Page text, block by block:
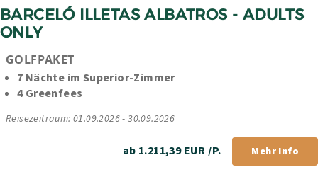
BARCELÓ ILLETAS ALBATROS - ADULTS
ONLY
GOLFPAKET
7 Nächte im Superior-Zimmer
4 Greenfees
Reisezeitraum: 01.09.2026 - 30.09.2026
ab 1.211,39 EUR /P. Mehr Info